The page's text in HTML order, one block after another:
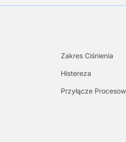
Zakres Ciśnienia
Histereza
Przyłącze